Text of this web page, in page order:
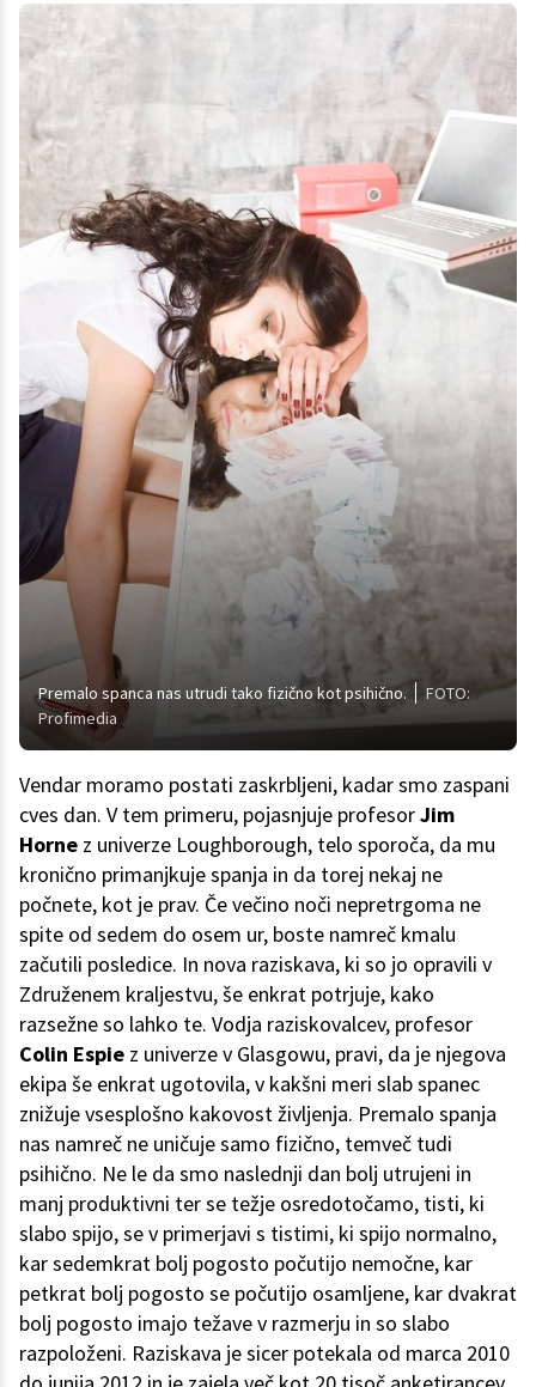
Premalo spanca nas utrudi tako fizično kot psihično.
FOTO:
Profimedia
Vendar moramo postati zaskrbljeni, kadar smo zaspani
cves dan. V tem primeru, pojasnjuje profesorJim
Horne z univerze Loughborough, telo sporoča, da mu
kronično primanjkuje spanja in da torej nekaj ne
počnete, kot je prav. Če večino noči nepretrgoma ne
spite od sedem do osem ur, boste namreč kmalu
začutili posledice. In nova raziskava, ki so jo opravili v
Združenem kraljestvu, še enkrat potrjuje, kako
razsežne so lahko te. Vodja raziskovalcev, profesor
Colin Espie z univerze v Glasgowu, pravi, da je njegova
ekipa še enkrat ugotovila, v kakšni meri slab spanec
znižuje vsesplošno kakovost življenja. Premalo spanja
nas namreč ne uničuje samo fizično, temveč tudi
psihično. Ne le da smo naslednji dan bolj utrujeni in
manj produktivni ter se težje osredotočamo, tisti, ki
slabo spijo, se v primerjavi s tistimi, ki spijo normalno,
kar sedemkrat bolj pogosto počutijo nemočne, kar
petkrat bolj pogosto se počutijo osamljene, kar dvakrat
bolj pogosto imajo težave v razmerju in so slabo
razpoloženi. Raziskava je sicer potekala od marca 2010